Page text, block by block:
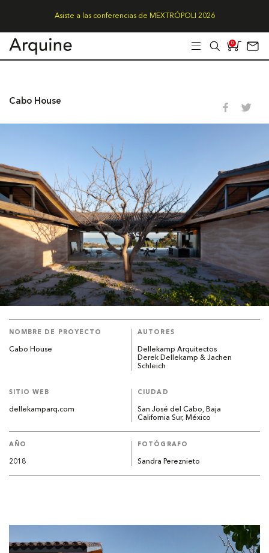
Asiste a las conferencias de MEXTRÓPOLI 2026
0
Cabo House
NOMBRE DE PROYECTO
Cabo House
AUTORES
Dellekamp Arquitectos
Derek Dellekamp & Jachen
Schleich
SITIO WEB
dellekamparq.com
CIUDAD
San José del Cabo, Baja
California Sur, México
AÑO
2018
FOTÓGRAFO
Sandra Pereznieto